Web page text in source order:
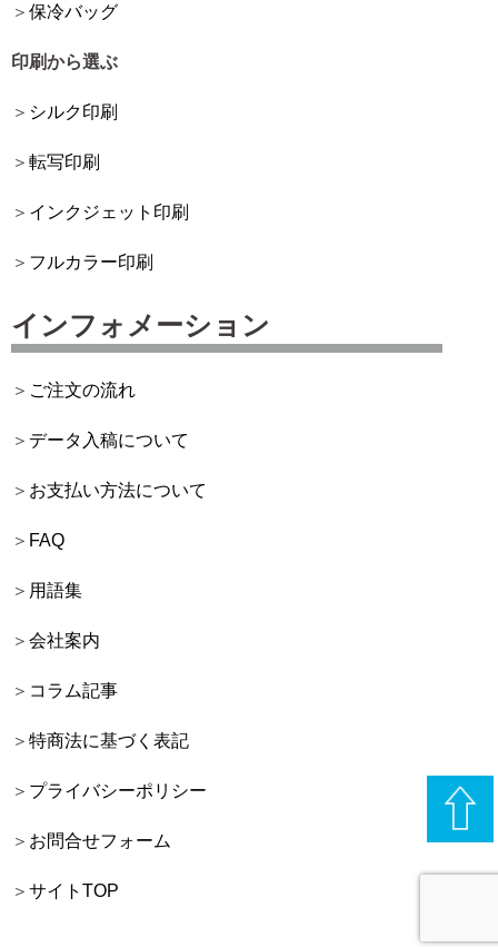
保冷バッグ
印刷から選ぶ
シルク印刷
転写印刷
インクジェット印刷
フルカラー印刷
インフォメーション
ご注文の流れ
データ入稿について
お支払い方法について
FAQ
用語集
会社案内
コラム記事
特商法に基づく表記
プライバシーポリシー
お問合せフォーム
サイトTOP